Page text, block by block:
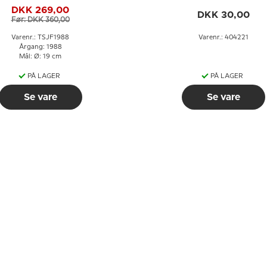
DKK 269,00
Før: DKK 360,00
Varenr.: TSJF1988
Årgang: 1988
Mål: Ø: 19 cm
PÅ LAGER
Se vare
DKK 30,00
Varenr.: 404221
PÅ LAGER
Se vare